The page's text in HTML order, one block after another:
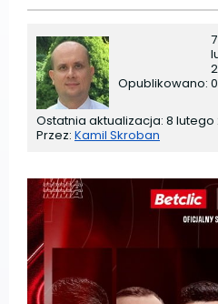
Opublikowano:
7
Ostatnia aktualizacja: 8 lutego
Przez: Kamil Skroban